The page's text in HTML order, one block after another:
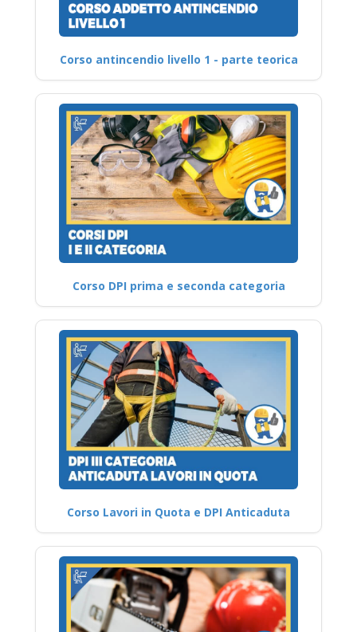
Corso antincendio livello 1 - parte teorica
Corso DPI prima e seconda categoria
Corso Lavori in Quota e DPI Anticaduta